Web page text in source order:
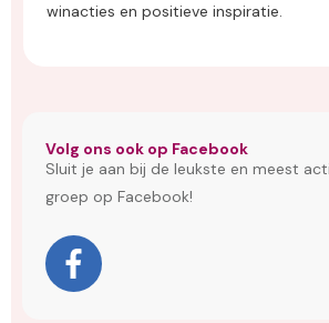
winacties en positieve inspiratie.
Volg ons ook op Facebook
Sluit je aan bij de leukste en meest
groep op Facebook!